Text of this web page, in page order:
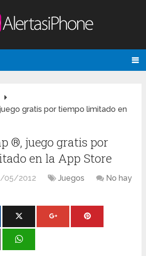
gratis por tiempo limitado en
®, juego gratis por
en la App Store
05/2012 Juegos
No hay